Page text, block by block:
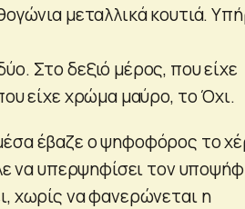
μεταλλικά κουτιά.
Στο δεξιό μέρος, που είχε
είχε χρώμα μαύρο, το Όχι.
έβαζε ο ψηφοφόρος το
να υπερψηφίσει τον
χωρίς να φανερώνεται η